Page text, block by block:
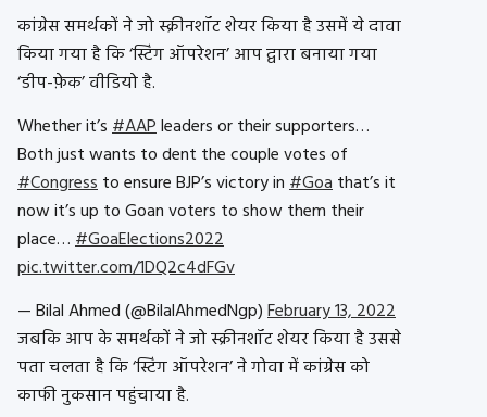
कांग्रेस समर्थकों ने जो स्क्रीनशॉट शेयर किया है उसमें ये दावा
किया गया है कि ‘स्टिंग ऑपरेशन’ आप द्वारा बनाया गया
‘डीप-फ़ेक’ वीडियो है.
Whether it’s#AAPleaders or their supporters…
Both just wants to dent the couple votes of
#Congressto ensure BJP’s victory in#Goathat’s it
now it’s up to Goan voters to show them their
place…#GoaElections2022
pic.twitter.com/1DQ2c4dFGv
— Bilal Ahmed (@BilalAhmedNgp)February 13, 2022
जबकि आप के समर्थकों ने जो स्क्रीनशॉट शेयर किया है उससे
पता चलता है कि ‘स्टिंग ऑपरेशन’ ने गोवा में कांग्रेस को
काफी नुकसान पहुंचाया है.